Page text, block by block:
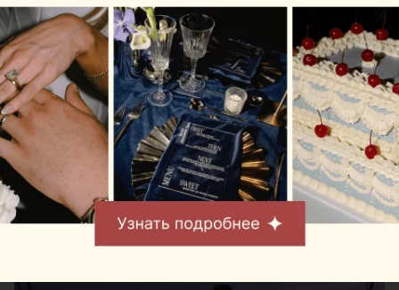
Автор:relax.by, 06.08.2026
Индустриальный колорит, панельки и эстетика
района Минска превратились в принты на
футболках и бейсболках. «Офистон Маркет»
решил показать Шабаны без иронии и штампов —
такими, какие они есть.